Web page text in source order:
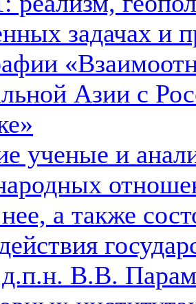
задачах и
Азии с
ученые и
а также
д.п.н. В.В.